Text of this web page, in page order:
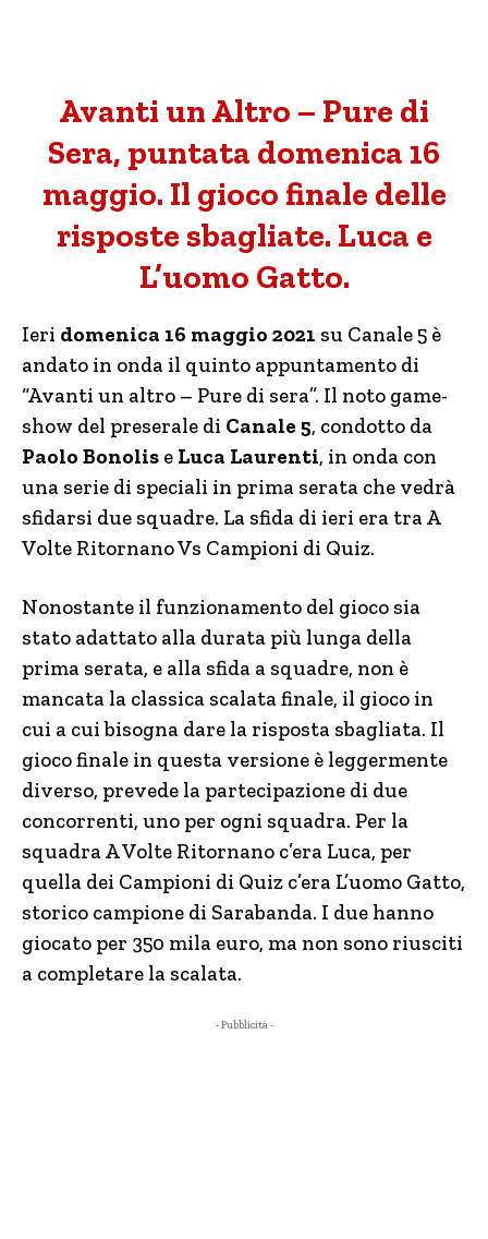
Avanti un Altro – Pure di
Sera, puntata domenica 16
maggio. Il gioco finale delle
risposte sbagliate. Luca e
L’uomo Gatto.
Ieri domenica 16 maggio 2021 su Canale 5 è
andato in onda il quinto appuntamento di
“Avanti un altro – Pure di sera”. Il noto game-
show del preserale di Canale 5, condotto da
Paolo Bonolis e Luca Laurenti, in onda con
una serie di speciali in prima serata che vedrà
sfidarsi due squadre. La sfida di ieri era tra A
Volte Ritornano Vs Campioni di Quiz.
Nonostante il funzionamento del gioco sia
stato adattato alla durata più lunga della
prima serata, e alla sfida a squadre, non è
mancata la classica scalata finale, il gioco in
cui a cui bisogna dare la risposta sbagliata. Il
gioco finale in questa versione è leggermente
diverso, prevede la partecipazione di due
concorrenti, uno per ogni squadra. Per la
squadra A Volte Ritornano c’era Luca, per
quella dei Campioni di Quiz c’era L’uomo Gatto,
storico campione di Sarabanda. I due hanno
giocato per 350 mila euro, ma non sono riusciti
a completare la scalata.
- Pubblicità -